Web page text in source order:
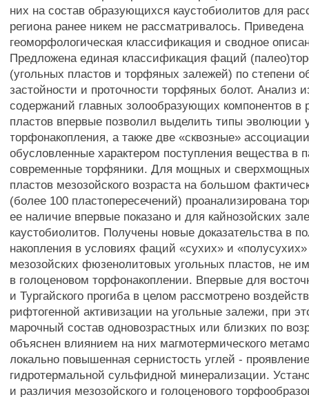
них на состав образующихся каустобиолитов для
региона ранее никем не рассматривалось. Приведена
геоморфологическая классификация и сводное
Предложена единая классификация фаций
(угольных пластов и торфяных залежей) по степени
застойности и проточности торфяных болот. Анализ
содержаний главных золообразующих компонентов в
пластов впервые позволил выделить типы эволюции
торфонакопления, а также две «сквозные»
обусловленные характером поступления вещества в
современные торфяники. Для мощных и
пластов мезозойского возраста на большом
(более 100 пластопересечений) проанализирована
ее наличие впервые показано и для кайнозойских
каустобиолитов. Получены новые доказательства в
накопления в условиях фаций «сухих» и
мезозойских фюзенолитовых угольных пластов, не
в голоценовом торфонакоплении. Впервые для
и Тургайского прогиба в целом рассмотрено
рифтогенной активизации на угольные залежи, при
марочный состав одновозрастных или близких по
объяснен влиянием на них магмотермического
локально повышенная сернистость углей -
гидротермальной сульфидной минерализации.
и различия мезозойского и голоценового